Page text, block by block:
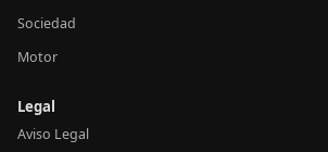
Sociedad
Motor
Legal
Aviso Legal